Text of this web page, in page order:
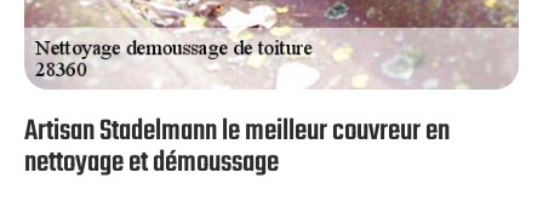
Artisan Stadelmann le meilleur couvreur en
nettoyage et démoussage